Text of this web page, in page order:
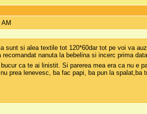
sunt si alea textile tot 120*60dar tot pe voi va
nanuta la bebelina si incerc prima
ca te ai linistit. Si parerea mea era ca nu e
prea lenevesc, ba fac papi, ba pun la